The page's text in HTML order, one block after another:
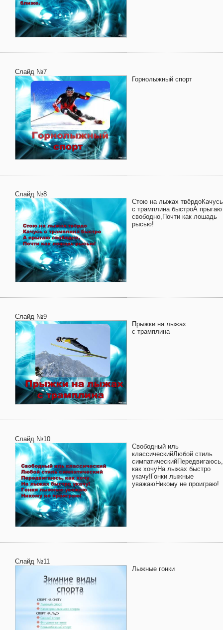
Слайд №7
Горнолыжный спорт
Слайд №8
Стою на лыжах твёрдоКачусь
с трамплина быстроА прыгаю
свободно,Почти как лошадь
рысью!
Слайд №9
Прыжки на лыжах
с трамплина
Слайд №10
Свободный иль
классическийЛюбой стиль
симпатическийПередвигаюсь,
как хочуНа лыжах быстро
укачу!Гонки лыжные
уважаюНикому не проиграю!
Слайд №11
Лыжные гонки